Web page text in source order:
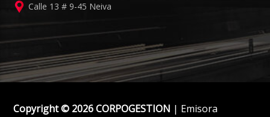
Calle 13 # 9-45 Neiva
Copyright © 2026 CORPOGESTION | Emisora